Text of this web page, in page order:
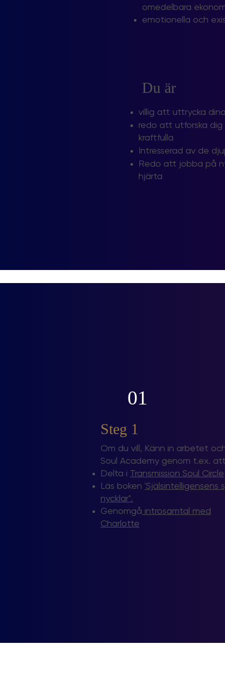
omedelbara
emotionella och
Du är
villig att uttrycka
redo att utforska
kraftfulla
Intresserad av de
Redo att jobba på
hjärta
01
Steg 1
Om du vill, Känn in arbetet
Soul Academy genom t.ex. att
Delta i Transmission Soul Circle
Läs boken 'Själsintelligensens
nycklar".
Genomgå introsamtal med
Charlotte